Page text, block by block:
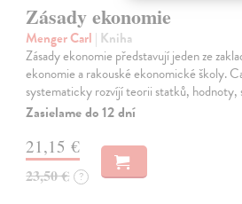
Zásady ekonomie
Menger Carl | Kniha
Zásady ekonomie představují jeden ze
ekonomie a rakouské ekonomické školy.
systematicky rozvíjí teorii statků, hodnoty,
Zasielame do 12 dní
21,15 €
23,50 € ?